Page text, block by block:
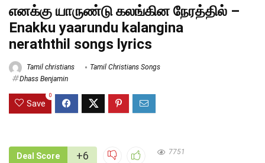
எனக்கு யாருண்டு கலங்கின நேரத்தில் –
Enakku yaarundu kalangina
neraththil songs lyrics
Tamil christians
Tamil Christians Songs
Dhass Benjamin
Save
0
Deal Score +6 7751